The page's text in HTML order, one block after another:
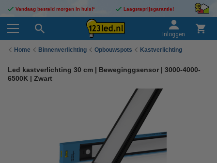
Vandaag besteld morgen in huis!* Laagsteprijsgarantie!
Inloggen
Home Binnenverlichting Opbouwspots Kastverlichting
Led kastverlichting 30 cm | Beweginggsensor | 3000-4000-
6500K | Zwart